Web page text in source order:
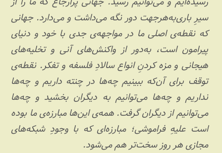
سیرِ باری‌به‌هرجهت دور نگه می‌داشت و می‌دارد. جهانی
که نقطه‌ی اصلی ما در مواجهه‌ی جدی با خود و دنیای
پیرامون است، به‌دور از واکنش‌های آنی و تخلیه‌های
هیجانی و مزه کردنِ انواع سالادِ فلسفه و تفکر. نقطه‌ی
توقف برای آن‌که ببینیم چه‌ها در چنته داریم و چه‌‌ها
نداریم و چه‌ها می‌توانیم به دیگران بخشید و چه‌ها
می‌توانیم از دیگران گرفت. همه‌ی این‌ها مبارزه‌ی ما بوده
است علیهِ فراموشی؛ مبارزه‌ای که با وجودِ شبکه‌های
مجازی هر روز سخت‌تر هم می‌شود.